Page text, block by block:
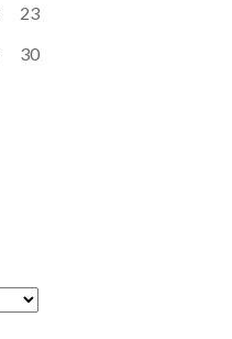
23
30